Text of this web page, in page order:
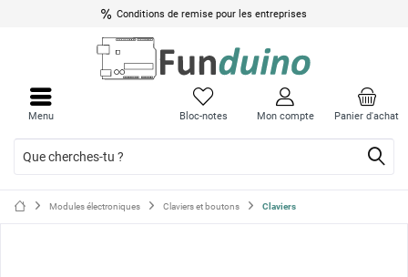
Conditions de remise pour les entreprises
Panier d'achat
Bloc-notes Mon compte
Menu
Modules électroniques Claviers et boutons Claviers
le
menu
le
menu